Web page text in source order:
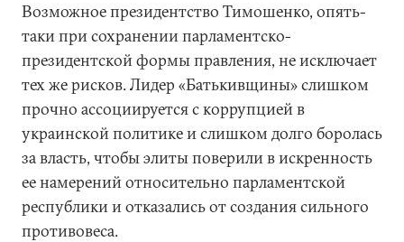
Возможное президентство Тимошенко, опять-
таки при сохранении парламентско-
президентской формы правления, не исключает
тех же рисков. Лидер «Батькивщины» слишком
прочно ассоциируется с коррупцией в
украинской политике и слишком долго боролась
за власть, чтобы элиты поверили в искренность
ее намерений относительно парламентской
республики и отказались от создания сильного
противовеса.